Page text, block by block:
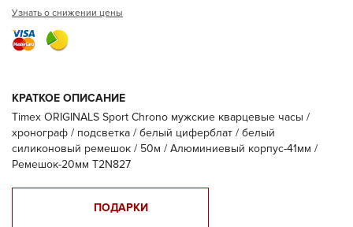
Узнать о снижении цены
КРАТКОЕ ОПИСАНИЕ
Timex ORIGINALS Sport Chrono мужские кварцевые часы /
хронограф / подсветка / белый циферблат / белый
силиконовый ремешок / 50м / Алюминиевый корпус-41мм /
Ремешок-20мм T2N827
ПОДАРКИ